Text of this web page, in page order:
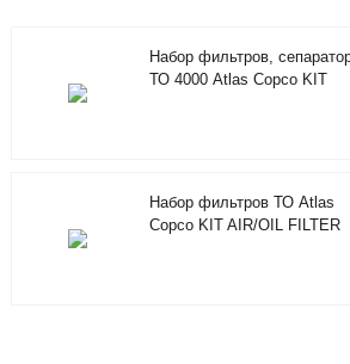
Набор фильтров,
ТО 4000 Atlas Copco KIT
Набор фильтров ТО Atlas
Copco KIT AIR/OIL FILTER